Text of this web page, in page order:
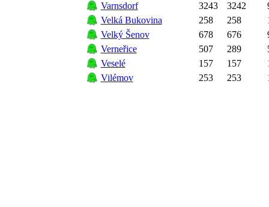
Varnsdorf
3243 3242
Velká Bukovina
258 258
Velký Šenov
678 676
Verneřice
507 289
Veselé
157 157
Vilémov
253 253